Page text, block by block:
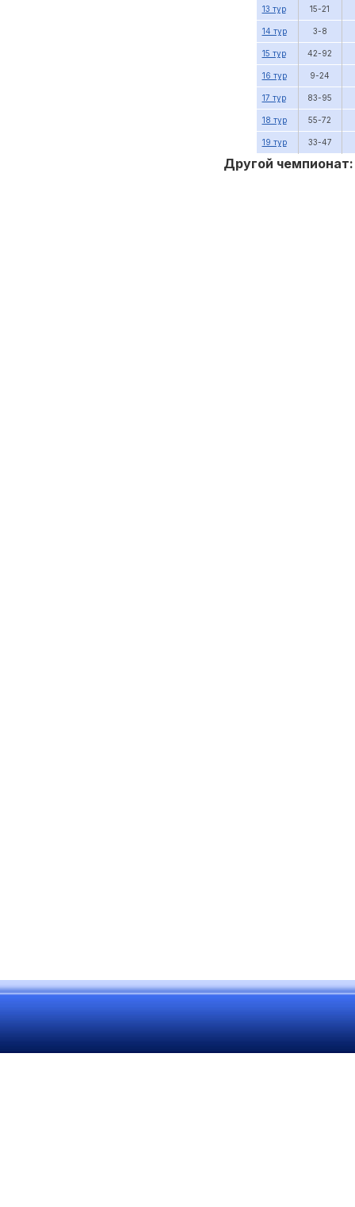
13 тур 15-21
14 тур 3-8
15 тур 42-92
16 тур 9-24
17 тур 83-95
18 тур 55-72
19 тур 33-47
Другой чемпионат: